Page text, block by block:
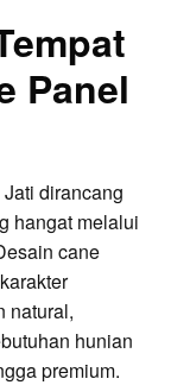
Panel
dirancang
hangat melalui
cane
natural,
hunian
premium.